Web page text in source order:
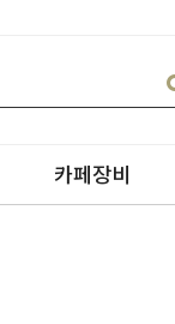
카페장비